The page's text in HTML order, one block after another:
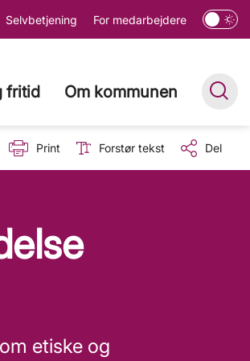
Selvbetjening For medarbejdere
fritid Om kommunen
Print Forstør tekst Del
etiske og